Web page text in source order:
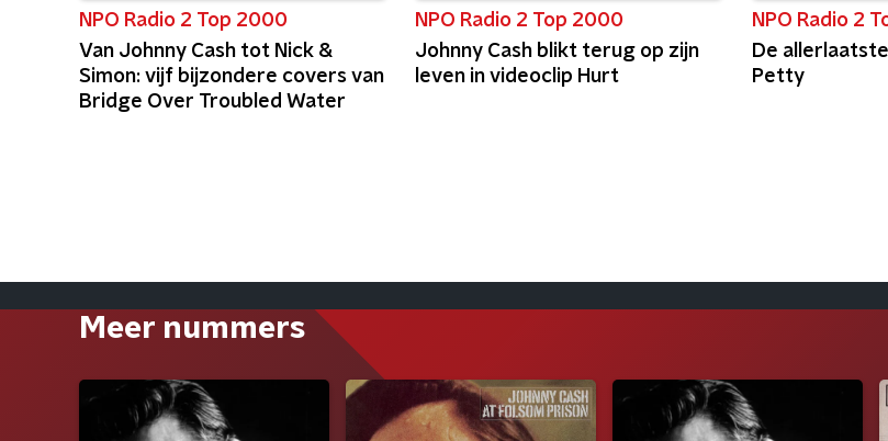
NPO Radio 2 Top 2000
Van Johnny Cash tot Nick &
Simon: vijf bijzondere covers van
Bridge Over Troubled Water
NPO Radio 2 Top 2000
Johnny Cash blikt terug op zijn
leven in videoclip Hurt
NPO Radio 2
De
Petty
Meer nummers